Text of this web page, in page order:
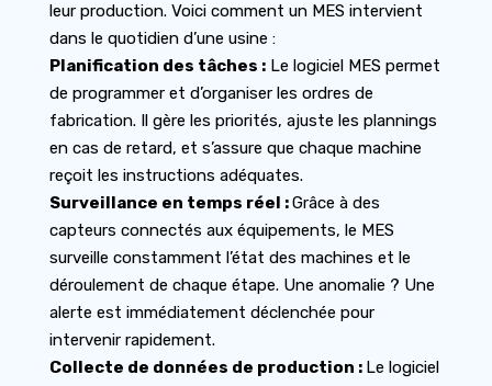
leur production. Voici comment un MES intervient
dans le quotidien d’une usine :
Planification des tâches : Le logiciel MES permet
de programmer et d’organiser les ordres de
fabrication. Il gère les priorités, ajuste les plannings
en cas de retard, et s’assure que chaque machine
reçoit les instructions adéquates.
Surveillance en temps réel :Grâce à des
capteurs connectés aux équipements, le MES
surveille constamment l’état des machines et le
déroulement de chaque étape. Une anomalie ? Une
alerte est immédiatement déclenchée pour
intervenir rapidement.
Collecte de données de production : Le logiciel